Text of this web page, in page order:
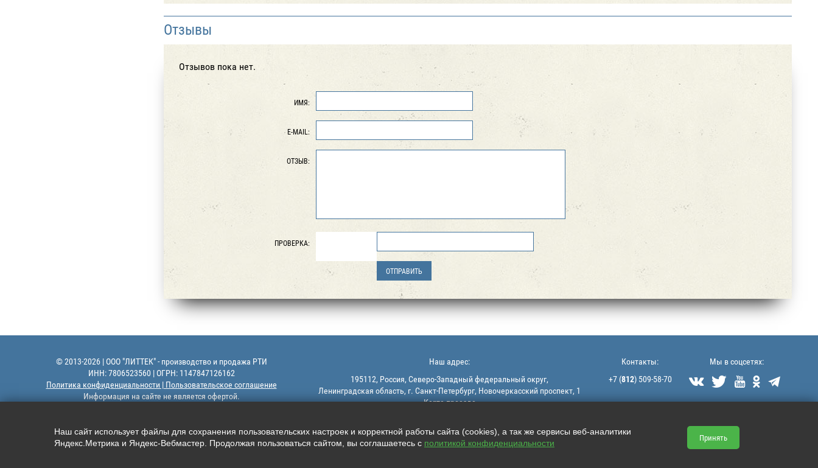
Отзывы
Отзывов пока нет.
ИМЯ:
E-MAIL:
ОТЗЫВ:
ПРОВЕРКА:
© 2013-2026 | ООО "ЛИТТЕК" - производство и продажа РТИ
ИНН: 7806523560 | ОГРН: 1147847126162
Политика конфиденциальности | Пользовательское соглашение
Информация на сайте не является офертой.
Наш адрес:
195112, Россия, Северо-Западный федеральный округ,
Ленинградская область, г. Санкт-Петербург, Новочеркасский проспект, 1
Карта проезда
Контакты:
+7 (812) 509-58-70
littek@yandex.ru
Мы в соцсетях:
    
Наш сайт использует файлы для сохранения пользовательских настроек и корректной работы сайта (cookies), а так же сервисы веб-аналитики
Яндекс.Метрика и Яндекс-Вебмастер. Продолжая пользоваться сайтом, вы соглашаетесь с политикой конфиденциальности Принять